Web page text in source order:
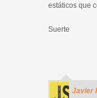
estáticos que
Suerte
Javier